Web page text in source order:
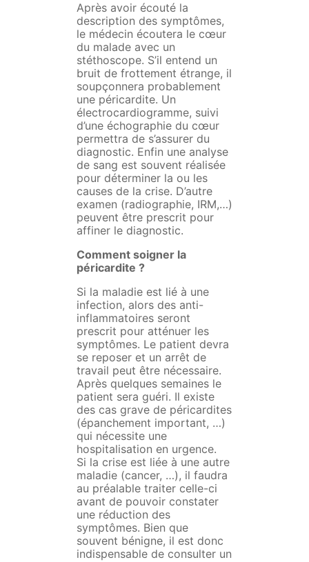
Après avoir écouté la
description des symptômes,
le médecin écoutera le cœur
du malade avec un
stéthoscope. S’il entend un
bruit de frottement étrange, il
soupçonnera probablement
une péricardite. Un
électrocardiogramme, suivi
d’une échographie du cœur
permettra de s’assurer du
diagnostic. Enfin une analyse
de sang est souvent réalisée
pour déterminer la ou les
causes de la crise. D’autre
examen (radiographie, IRM,…)
peuvent être prescrit pour
affiner le diagnostic.
Comment soigner la
péricardite ?
Si la maladie est lié à une
infection, alors des anti-
inflammatoires seront
prescrit pour atténuer les
symptômes. Le patient devra
se reposer et un arrêt de
travail peut être nécessaire.
Après quelques semaines le
patient sera guéri. Il existe
des cas grave de péricardites
(épanchement important, …)
qui nécessite une
hospitalisation en urgence.
Si la crise est liée à une autre
maladie (cancer, …), il faudra
au préalable traiter celle-ci
avant de pouvoir constater
une réduction des
symptômes. Bien que
souvent bénigne, il est donc
indispensable de consulter un